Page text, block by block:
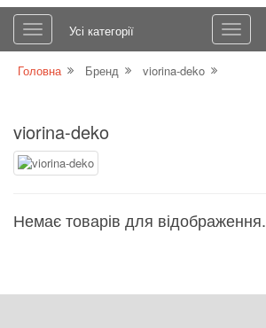
Усі категорії
Головна Бренд viorina-deko
viorina-deko
Немає товарів для відображення.